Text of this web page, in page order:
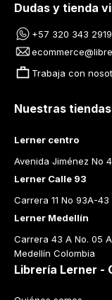
Dudas y tienda
+57 320 343 2919
Trabaja con
Nuestras tiendas
Lerner centro
Avenida Jiménez No
Lerner Calle 93
Carrera 11 No 93A-43
Lerner Medellín
Carrera 43 A No. 05
Medellín Colombia
Librería Lerner -